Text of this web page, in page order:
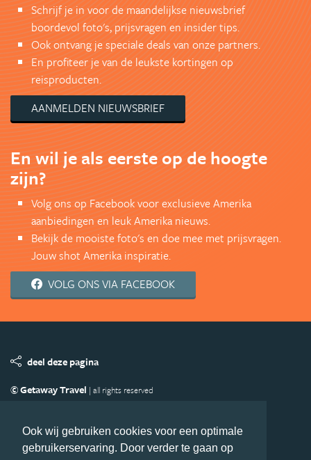
Ook wij gebruiken cookies voor een optimale
gebruikerservaring. Door verder te gaan op
Schrijf je in voor de maandelijkse nieuwsbrief
boordevol foto's, prijsvragen en insider tips.
Ook ontvang je speciale deals van onze partners.
En profiteer je van de leukste kortingen op
reisproducten.
AANMELDEN NIEUWSBRIEF
En wil je als eerste op de hoogte
zijn?
Volg ons op Facebook voor exclusieve Amerika
aanbiedingen en leuk Amerika nieuws.
Bekijk de mooiste foto's en doe mee met prijsvragen.
Jouw shot Amerika inspiratie.
VOLG ONS VIA FACEBOOK
deel deze pagina
© Getaway Travel | all rights reserved
Copyright
Privacy statement Disclaimer
Cookies
Volg Amerika.nl